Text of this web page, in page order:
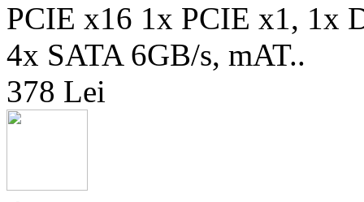
PCIE x16 1x PCIE x1, 1x
4x SATA 6GB/s, mAT..
378 Lei